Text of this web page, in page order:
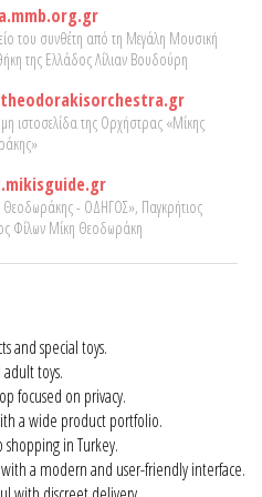
του συνθέτη από τη Μεγάλη Μουσική
της Ελλάδος Λίλιαν Βουδούρη
ιστοσελίδα της Ορχήστρας «Μίκης
Θεοδωράκης - ΟΔΗΓΟΣ», Παγκρήτιος
Φίλων Μίκη Θεοδωράκη
and special toys.
toys.
focused on privacy.
a wide product portfolio.
in Turkey.
a modern and user-friendly interface.